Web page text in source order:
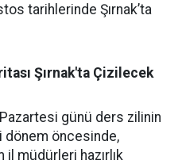
tarihlerinde Şırnak’ta
Şırnak'ta Çizilecek
günü ders zilinin
dönem öncesinde,
müdürleri hazırlık